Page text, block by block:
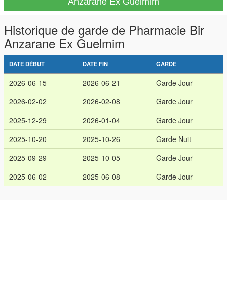
Historique de garde de Pharmacie Bir
Anzarane Ex Guelmim
DATE DÉBUT DATE FIN GARDE
2026-06-15 2026-06-21
Garde Jour
2026-02-02
2026-02-08
Garde Jour
2025-12-29
2026-01-04
Garde Jour
2025-10-20
2025-10-26
Garde Nuit
2025-09-29
2025-10-05
Garde Jour
2025-06-02
2025-06-08 Garde Jour